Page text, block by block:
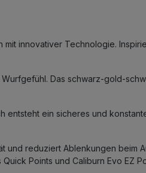
innovativer Technologie.
Das schwarz-gold-
entsteht ein sicheres und
und reduziert Ablenkungen beim
Points und Caliburn Evo EZ